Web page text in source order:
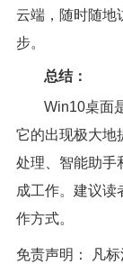
云端，随时随地
步。
总结：
Win10桌面
它的出现极大地
处理、智能助手
成工作。建议读
作方式。
免责声明： 凡